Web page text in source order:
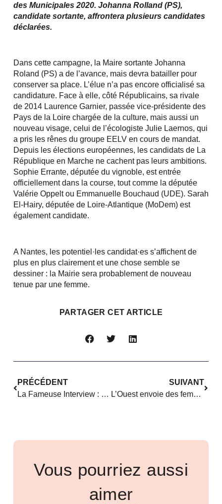
des Municipales 2020. Johanna Rolland (PS),
candidate sortante, affrontera plusieurs candidates
déclarées.
Dans cette campagne, la Maire sortante Johanna
Roland (PS) a de l’avance, mais devra batailler pour
conserver sa place. L’élue n’a pas encore officialisé sa
candidature. Face à elle, côté Républicains, sa rivale
de 2014 Laurence Garnier, passée vice-présidente des
Pays de la Loire chargée de la culture, mais aussi un
nouveau visage, celui de l’écologiste Julie Laernos, qui
a pris les rênes du groupe EELV en cours de mandat.
Depuis les élections européennes, les candidats de La
République en Marche ne cachent pas leurs ambitions.
Sophie Errante, députée du vignoble, est entrée
officiellement dans la course, tout comme la députée
Valérie Oppelt ou Emmanuelle Bouchaud (UDE). Sarah
El-Hairy, députée de Loire-Atlantique (MoDem) est
également candidate.
A Nantes, les potentiel·les candidat·es s’affichent de
plus en plus clairement et une chose semble se
dessiner : la Mairie sera probablement de nouveau
tenue par une femme.
PARTAGER CET ARTICLE
PRÉCÉDENT
La Fameuse Interview : Violaine Lucas
SUIVANT
L’Ouest envoie des femmes au Parlement européen
Vous pourriez aussi
aimer